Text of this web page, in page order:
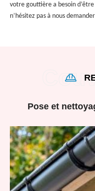
votre gouttière a besoin
n’hésitez pas à nous
Pose et